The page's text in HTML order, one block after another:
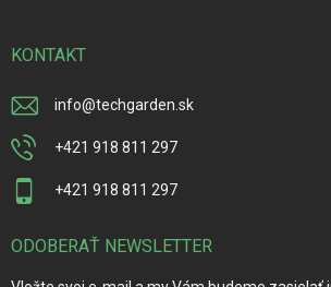
KONTAKT
info@techgarden.sk
+421 918 811 297
+421 918 811 297
ODOBERAŤ NEWSLETTER